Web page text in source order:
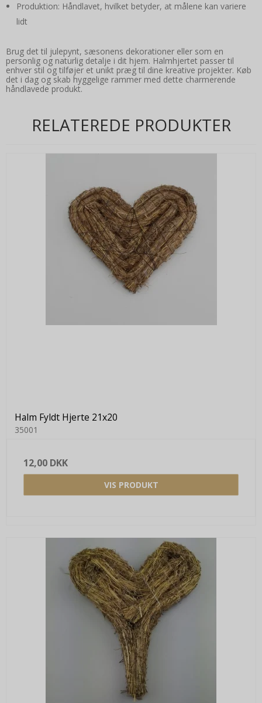
Produktion: Håndlavet, hvilket betyder, at målene kan variere
lidt
Brug det til julepynt, sæsonens dekorationer eller som en
personlig og naturlig detalje i dit hjem. Halmhjertet passer til
enhver stil og tilføjer et unikt præg til dine kreative projekter. Køb
det i dag og skab hyggelige rammer med dette charmerende
håndlavede produkt.
RELATEREDE PRODUKTER
Halm Fyldt Hjerte 21x20
35001
12,00 DKK
VIS PRODUKT